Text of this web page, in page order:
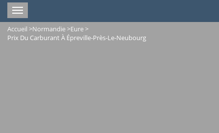
Toggle
navigation
Accueil >Normandie>Eure>
Prix Du Carburant À Épreville-Près-Le-Neubourg